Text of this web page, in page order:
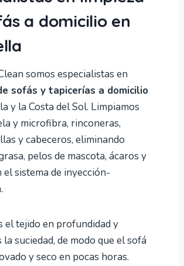
a domicilio en
somos especialistas en
sofás y tapicerías a domicilio
y la Costa del Sol. Limpiamos
y microfibra, rinconeras,
y cabeceros, eliminando
pelos de mascota, ácaros y
sistema de inyección-
el tejido en profundidad y
suciedad, de modo que el sofá
y seco en pocas horas.